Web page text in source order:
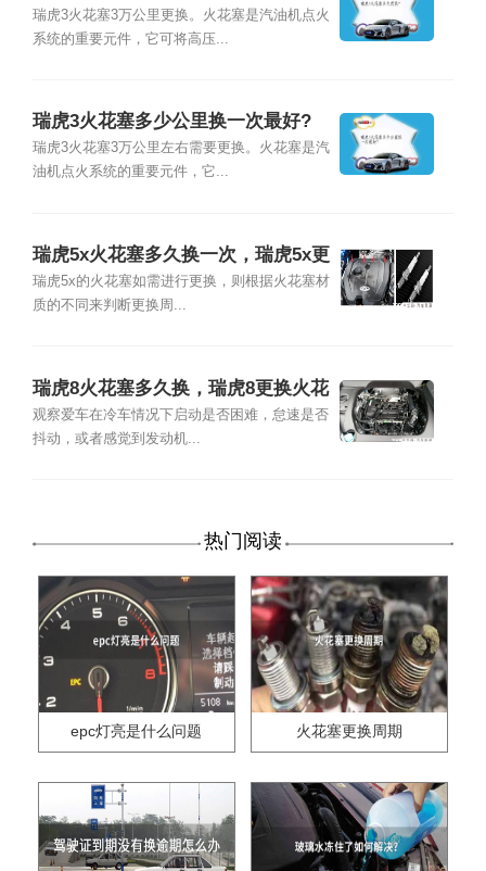
瑞虎3火花塞3万公里更换。火花塞是汽油机点火
系统的重要元件，它可将高压...
瑞虎3火花塞多少公里换一次最好?
瑞虎3火花塞3万公里左右需要更换。火花塞是汽
油机点火系统的重要元件，它...
瑞虎5x火花塞多久换一次，瑞虎5x更
换火花塞教程
瑞虎5x的火花塞如需进行更换，则根据火花塞材
质的不同来判断更换周...
瑞虎8火花塞多久换，瑞虎8更换火花
塞教程
观察爱车在冷车情况下启动是否困难，怠速是否
抖动，或者感觉到发动机...
热门阅读
epc灯亮是什么问题 火花塞更换周期